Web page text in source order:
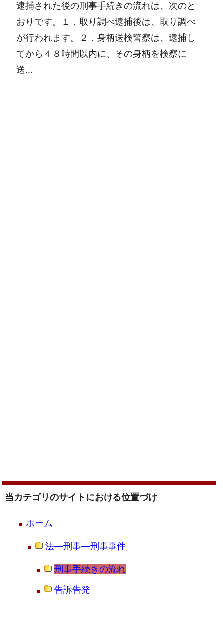
逮捕された後の刑事手続きの流れは、次のと
おりです。１．取り調べ逮捕後は、取り調べ
が行われます。２．身柄送検警察は、逮捕し
てから４８時間以内に、その身柄を検察に
送...
当カテゴリのサイトにおける位置づけ
ホーム
法―刑事―刑事事件
刑事手続きの流れ
告訴告発